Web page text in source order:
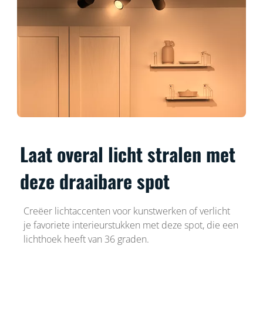
Laat overal licht stralen met
deze draaibare spot
Creëer lichtaccenten voor kunstwerken of verlicht
je favoriete interieurstukken met deze spot, die een
lichthoek heeft van 36 graden.